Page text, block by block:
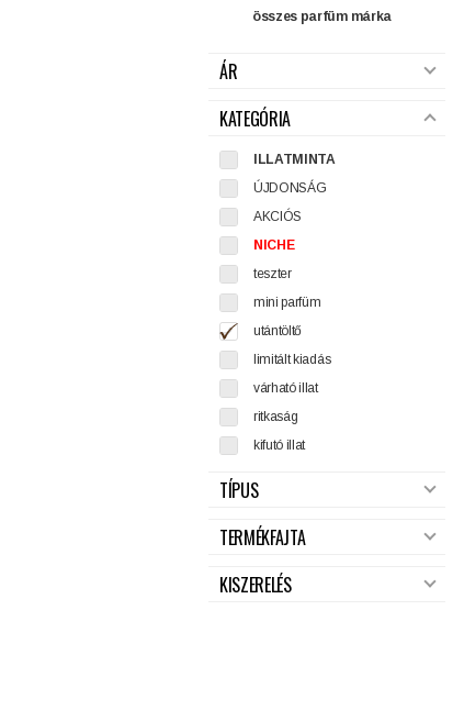
összes parfüm márka
ÁR
KATEGÓRIA
ILLATMINTA
ÚJDONSÁG
AKCIÓS
NICHE
teszter
mini parfüm
utántöltő
limitált kiadás
várható illat
ritkaság
kifutó illat
TÍPUS
TERMÉKFAJTA
KISZERELÉS